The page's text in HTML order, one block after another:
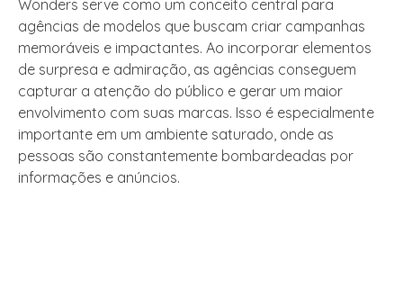
Wonders serve como um conceito central para
agências de modelos que buscam criar campanhas
memoráveis e impactantes. Ao incorporar elementos
de surpresa e admiração, as agências conseguem
capturar a atenção do público e gerar um maior
envolvimento com suas marcas. Isso é especialmente
importante em um ambiente saturado, onde as
pessoas são constantemente bombardeadas por
informações e anúncios.